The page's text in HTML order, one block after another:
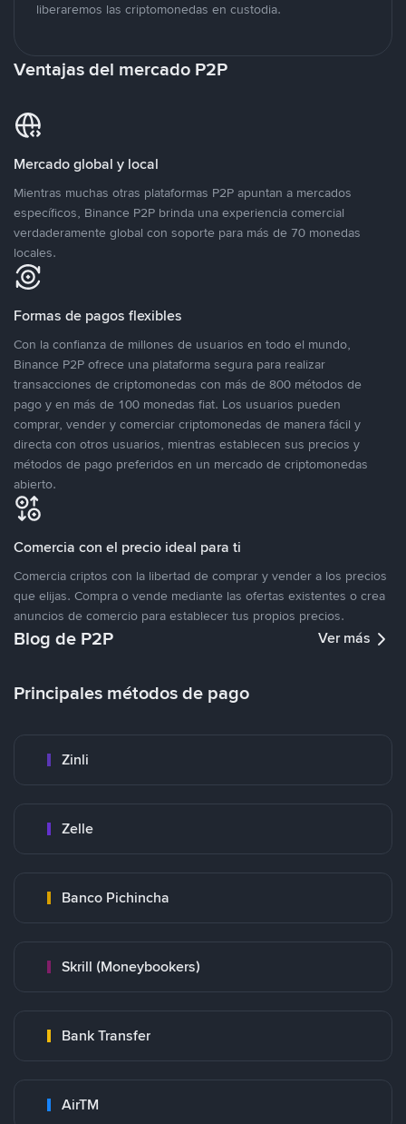
liberaremos las criptomonedas en custodia.
Ventajas del mercado P2P
Mercado global y local
Mientras muchas otras plataformas P2P apuntan a mercados
específicos, Binance P2P brinda una experiencia comercial
verdaderamente global con soporte para más de 70 monedas
locales.
Formas de pagos flexibles
Con la confianza de millones de usuarios en todo el mundo,
Binance P2P ofrece una plataforma segura para realizar
transacciones de criptomonedas con más de 800 métodos de
pago y en más de 100 monedas fiat. Los usuarios pueden
comprar, vender y comerciar criptomonedas de manera fácil y
directa con otros usuarios, mientras establecen sus precios y
métodos de pago preferidos en un mercado de criptomonedas
abierto.
Comercia con el precio ideal para ti
Comercia criptos con la libertad de comprar y vender a los precios
que elijas. Compra o vende mediante las ofertas existentes o crea
anuncios de comercio para establecer tus propios precios.
Blog de P2P Ver más
Principales métodos de pago
Zinli
Zelle
Banco Pichincha
Skrill (Moneybookers)
Bank Transfer
AirTM